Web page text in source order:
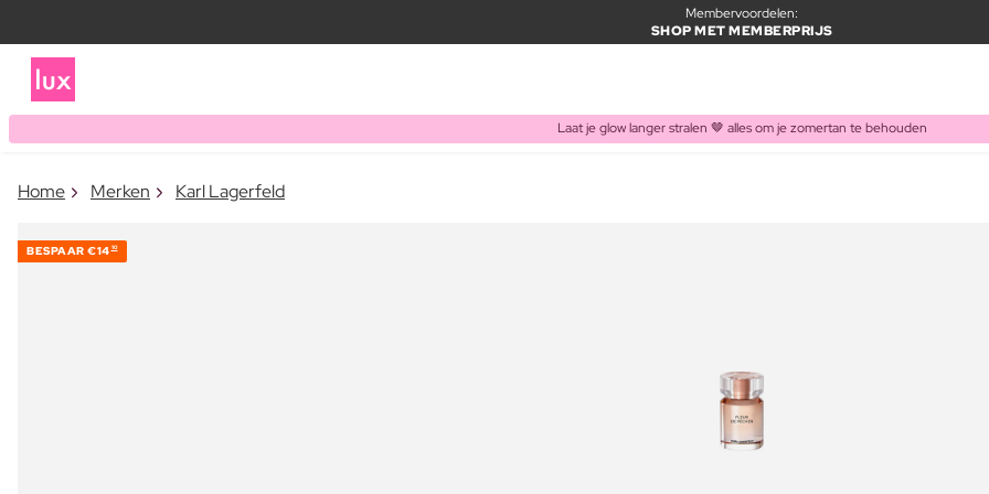
Membervoordelen:
SHOP MET MEMBERPRIJS
Laat je glow langer stralen 🤎 alles om je zomertan te behouden
Home Merken Karl Lagerfeld
BESPAAR €14 10